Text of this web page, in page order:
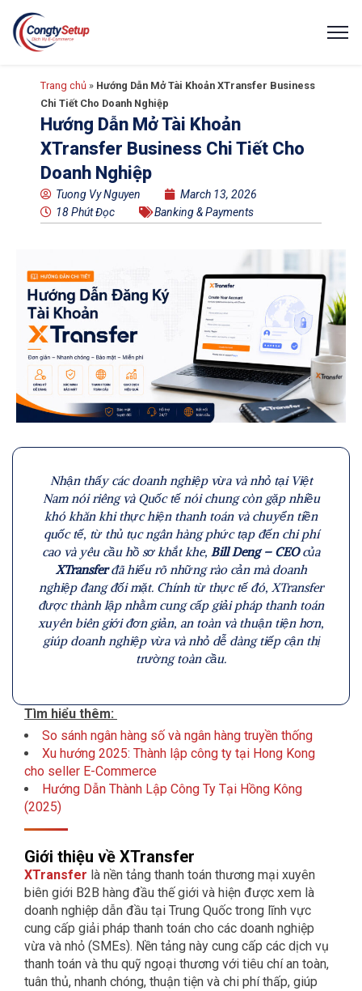
Trang chủ » Hướng Dẫn Mở Tài Khoản XTransfer Business
Chi Tiết Cho Doanh Nghiệp
Hướng Dẫn Mở Tài Khoản
XTransfer Business Chi Tiết Cho
Doanh Nghiệp
Tuong Vy Nguyen
March 13, 2026
18 Phút Đọc
Banking & Payments
Nhận thấy các doanh nghiệp vừa và nhỏ tại Việt
Nam nói riêng và Quốc tế nói chung còn gặp nhiều
khó khăn khi thực hiện thanh toán và chuyển tiền
quốc tế, từ thủ tục ngân hàng phức tạp đến chi phí
cao và yêu cầu hồ sơ khắt khe, Bill Deng – CEOcủa
XTransferđã hiểu rõ những rào cản mà doanh
nghiệp đang đối mặt. Chính từ thực tế đó, XTransfer
được thành lập nhằm cung cấp giải pháp thanh toán
xuyên biên giới đơn giản, an toàn và thuận tiện hơn,
giúp doanh nghiệp vừa và nhỏ dễ dàng tiếp cận thị
trường toàn cầu.
Tìm hiểu thêm:
So sánh ngân hàng số và ngân hàng truyền thống
Xu hướng 2025: Thành lập công ty tại Hong Kong
cho seller E-Commerce
Hướng Dẫn Thành Lập Công Ty Tại Hồng Kông
(2025)
Giới thiệu về XTransfer
XTransfer là nền tảng thanh toán thương mại xuyên
biên giới B2B hàng đầu thế giới và hiện được xem là
doanh nghiệp dẫn đầu tại Trung Quốc trong lĩnh vực
cung cấp giải pháp thanh toán cho các doanh nghiệp
vừa và nhỏ (SMEs). Nền tảng này cung cấp các dịch vụ
thanh toán và thu quỹ ngoại thương với tiêu chí an toàn,
tuân thủ, nhanh chóng, thuận tiện và chi phí thấp, giúp